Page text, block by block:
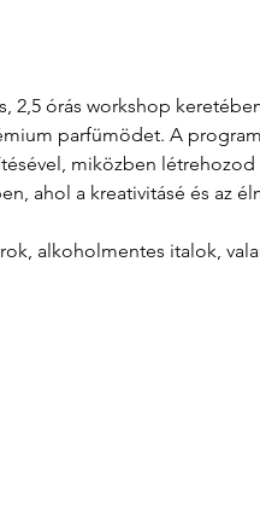
2,5 órás workshop
parfümödet. A
miközben létrehozod
ahol a kreativitásé és az
alkoholmentes italok,